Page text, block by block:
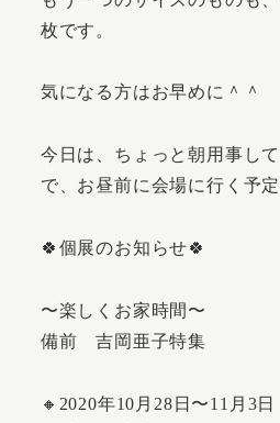
枚です。
気になる方はお早めに＾＾
今日は、ちょっと朝用事し
で、お昼前に会場に行く予定
🍀個展のお知らせ🍀
〜楽しくお家時間〜
備前 吉岡亜子特集
🔸2020年10月28日〜11月3日